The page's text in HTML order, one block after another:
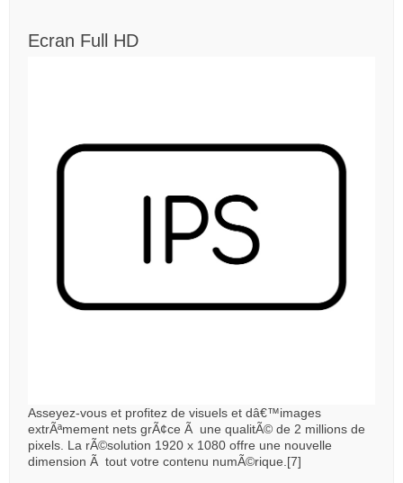
Ecran Full HD
Asseyez-vous et profitez de visuels et dâ€™images
extrÃªmement nets grÃ¢ce Ã une qualitÃ© de 2 millions de
pixels. La rÃ©solution 1920 x 1080 offre une nouvelle
dimension Ã tout votre contenu numÃ©rique.[7]